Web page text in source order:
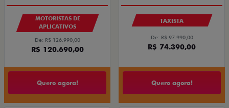
MOTORISTAS DE
APLICATIVOS
De: R$ 126.990,00
R$ 120.690,00
Quero agora!
TAXISTA
De: R$ 97.990,00
R$ 74.390,00
Quero agora!